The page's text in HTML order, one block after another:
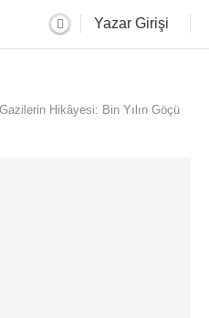
Yazar Girişi
Hikâyesi: Bin Yılın Göçü